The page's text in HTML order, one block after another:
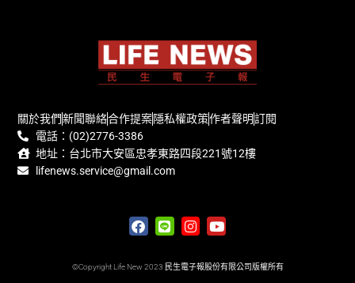
關於我們新聞聯絡合作提案隱私權政策作者聲明訂閱
電話：(02)2776-3386
地址：台北市大安區忠孝東路四段221號12樓
lifenews.service@gmail.com
©Copyright Life New 2023 民生電子報股份有限公司版權所有